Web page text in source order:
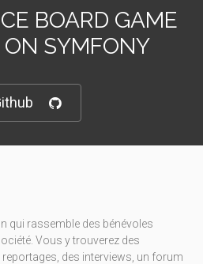
BOARD GAME
SYMFONY
qui rassemble des bénévoles
Vous y trouverez des
des interviews, un forum